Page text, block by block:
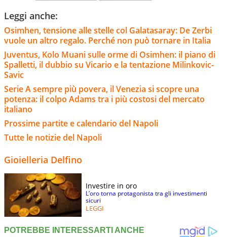
Leggi anche:
Osimhen, tensione alle stelle col Galatasaray: De Zerbi
vuole un altro regalo. Perché non può tornare in Italia
Juventus, Kolo Muani sulle orme di Osimhen: il piano di
Spalletti, il dubbio su Vicario e la tentazione Milinkovic-
Savic
Serie A sempre più povera, il Venezia si scopre una
potenza: il colpo Adams tra i più costosi del mercato
italiano
Prossime partite e calendario del Napoli
Tutte le notizie del Napoli
Gioielleria Delfino
Investire in oro
L’oro torna protagonista tra gli investimenti
sicuri
LEGGI